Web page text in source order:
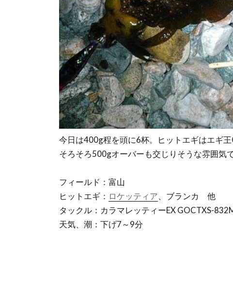
今日は400g程を頭に6杯。ヒットエギはエギ王
そろそろ500gオーバーも交じりそうな雰囲気で
フィールド：富山
ヒットエギ： ロケッティア、ブランカ 他
タックル：カラマレッティーEX GOCTXS-
天気、潮：下げ7～9分